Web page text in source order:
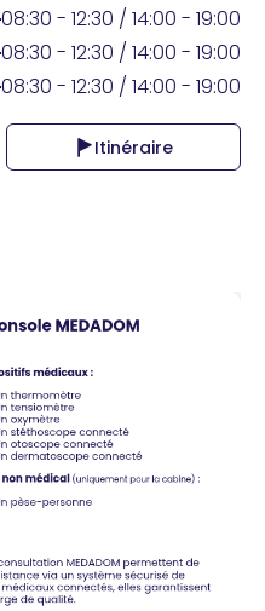
08:30 - 12:30 / 14:00 - 19:00
08:30 - 12:30 / 14:00 - 19:00
08:30 - 12:30 / 14:00 - 19:00
Itinéraire